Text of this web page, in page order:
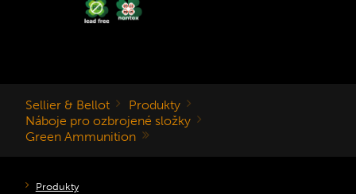
Sellier & Bellot
Produkty
Náboje pro ozbrojené složky
Green Ammunition
Produkty